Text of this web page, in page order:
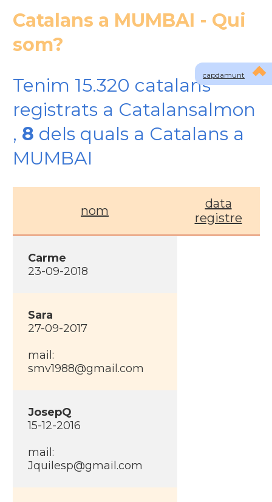
capdamunt
Catalans a MUMBAI - Qui
som?
Tenim 15.320 catalans
registrats a Catalansalmon
, 8 dels quals a Catalans a
MUMBAI
nom
data
registre
Carme
23-09-2018
Sara
27-09-2017
mail:
smv1988@gmail.com
JosepQ
15-12-2016
mail:
Jquilesp@gmail.com